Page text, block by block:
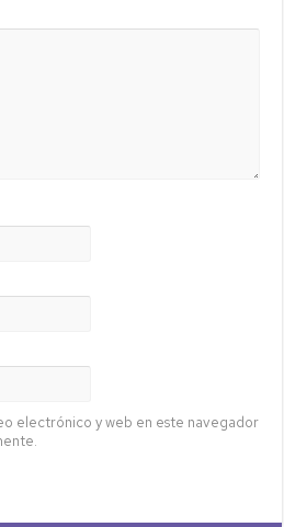
electrónico y web en este navegador